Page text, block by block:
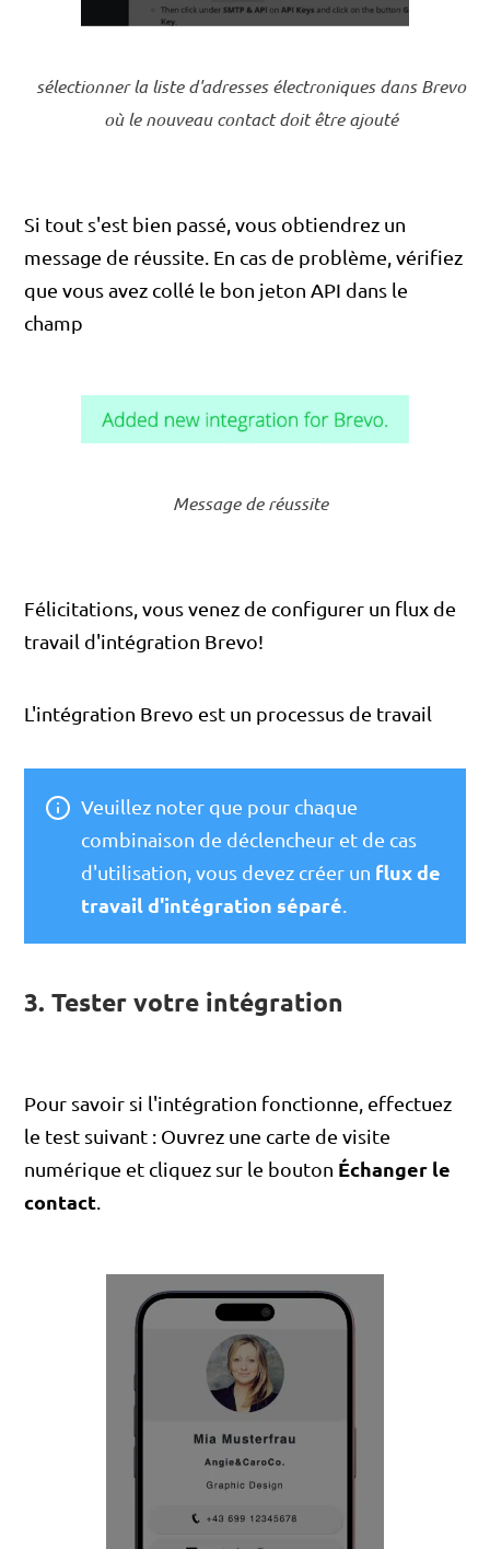
sélectionner la liste d'adresses électroniques dans Brevo
où le nouveau contact doit être ajouté
Si tout s'est bien passé, vous obtiendrez un
message de réussite. En cas de problème, vérifiez
que vous avez collé le bon jeton API dans le
champ
Message de réussite
Félicitations, vous venez de configurer un flux de
travail d'intégration Brevo!
L'intégration Brevo est un processus de travail
Veuillez noter que pour chaque
combinaison de déclencheur et de cas
d'utilisation, vous devez créer un flux de
travail d'intégration séparé.
3. Tester votre intégration
Pour savoir si l'intégration fonctionne, effectuez
le test suivant : Ouvrez une carte de visite
numérique et cliquez sur le bouton Échanger le
contact.